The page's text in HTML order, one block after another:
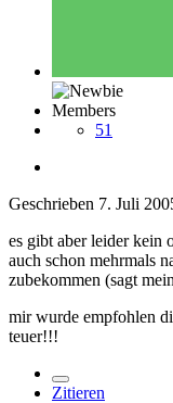
Members
51
Geschrieben 7. Juli
es gibt aber leider kein
auch schon mehrmals
zubekommen (sagt
mir wurde empfohlen
teuer!!!
Zitieren